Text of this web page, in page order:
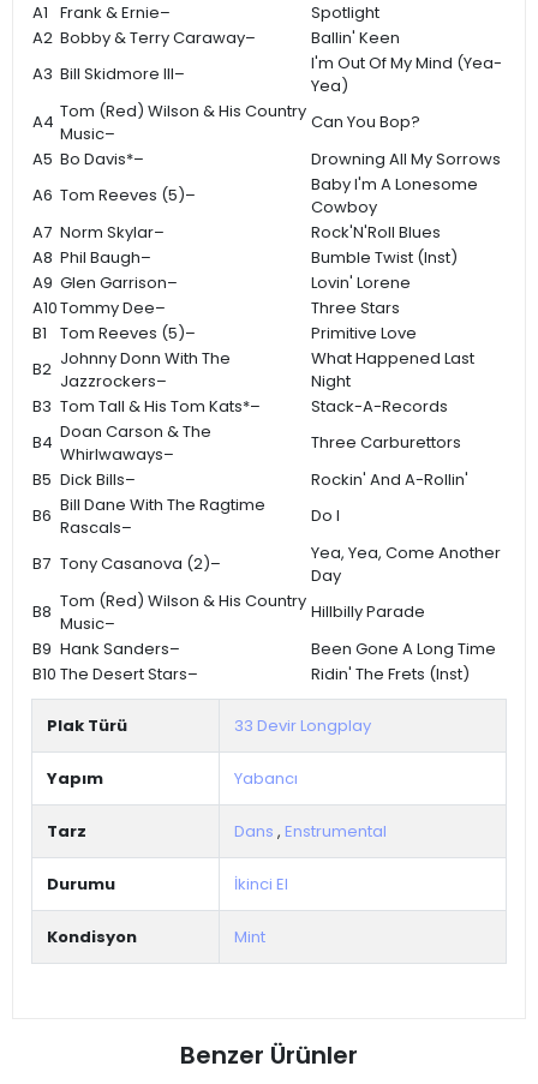
A1 Frank & Ernie–
Spotlight
A2 Bobby & Terry Caraway–
Ballin' Keen
A3 Bill Skidmore III–
I'm Out Of My Mind (Yea-
Yea)
A4 Tom (Red) Wilson & His Country
Music–
Can You Bop?
A5 Bo Davis*–
Drowning All My Sorrows
A6 Tom Reeves (5)–
Baby I'm A Lonesome
Cowboy
A7 Norm Skylar–
Rock'N'Roll Blues
A8 Phil Baugh–
Bumble Twist (Inst)
A9 Glen Garrison–
Lovin' Lorene
A10Tommy Dee–
Three Stars
B1
Tom Reeves (5)–
Primitive Love
B2 Johnny Donn With The
Jazzrockers–
What Happened Last
Night
B3 Tom Tall & His Tom Kats*–
Stack-A-Records
B4 Doan Carson & The
Whirlwaways–
Three Carburettors
B5 Dick Bills–
Rockin' And A-Rollin'
B6 Bill Dane With The Ragtime
Rascals–
Do I
B7 Tony Casanova (2)–
Yea, Yea, Come Another
Day
B8 Tom (Red) Wilson & His Country
Music–
Hillbilly Parade
B9 Hank Sanders–
Been Gone A Long Time
B10 The Desert Stars– Ridin' The Frets (Inst)
Plak Türü 33 Devir Longplay
Yapım Yabancı
Tarz Dans , Enstrumental
Durumu İkinci El
Kondisyon Mint
Benzer Ürünler